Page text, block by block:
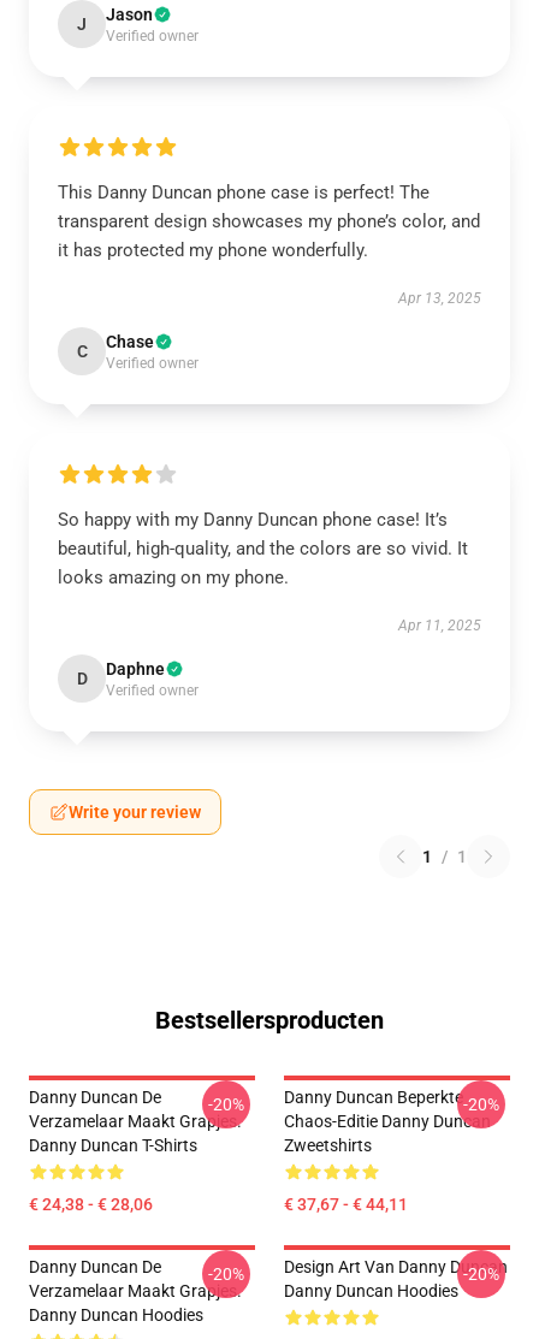
J Jason
Verified owner
This Danny Duncan phone case is perfect! The
transparent design showcases my phone’s color, and
it has protected my phone wonderfully.
Apr 13, 2025
C Chase
Verified owner
So happy with my Danny Duncan phone case! It’s
beautiful, high-quality, and the colors are so vivid. It
looks amazing on my phone.
Apr 11, 2025
D Daphne
Verified owner
Write your review
1 / 1
Bestsellersproducten
Danny Duncan De
Verzamelaar Maakt Grapjes.
Danny Duncan T-Shirts
€ 24,38 - € 28,06
-20%
Danny Duncan Beperkte
Chaos-Editie Danny Duncan
Zweetshirts
€ 37,67 - € 44,11
-20%
Danny Duncan De
Verzamelaar Maakt Grapjes.
Danny Duncan Hoodies
-20%
Design Art Van Danny Duncan
Danny Duncan Hoodies
-20%